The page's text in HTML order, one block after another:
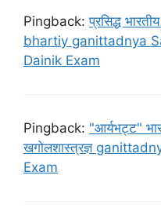
Pingback:प्रसिद्ध
bhartiy ganittadnya
Dainik Exam
Pingback: "आर्यभट्ट"
खगोलशास्त्रज्ञ
Exam